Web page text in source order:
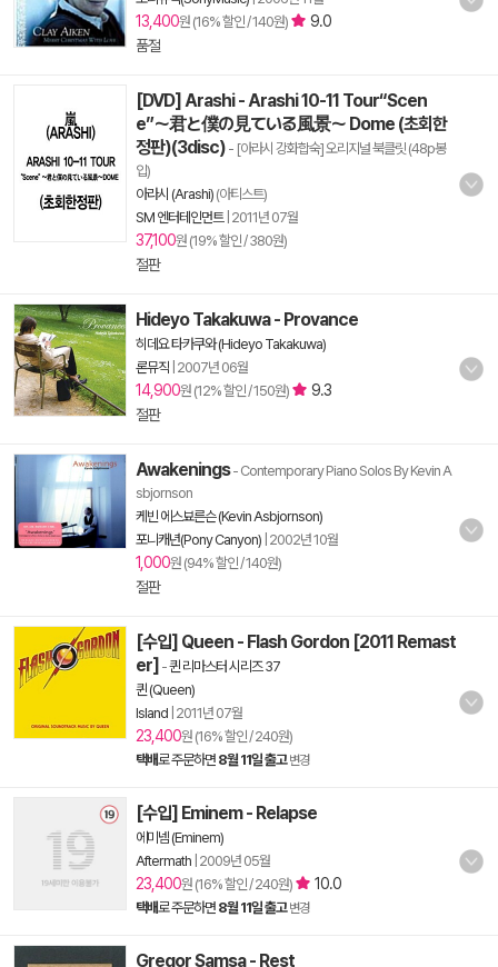
13,400원 (16% 할인 / 140원)
9.0
품절
[DVD] Arashi - Arashi 10-11 Tour“Scen
e”～君と僕の見ている風景～ Dome (초회한
정판)(3disc) - [아라시 강화합숙] 오리지널 북클릿 (48p봉
입)
아라시 (Arashi) (아티스트)
SM 엔터테인먼트| 2011년 07월
37,100원 (19% 할인 / 380원)
절판
Hideyo Takakuwa - Provance
히데요 타카쿠와 (Hideyo Takakuwa)
론뮤직 2007년 06월
14,900원 (12% 할인 / 150원)
9.3
절판
Awakenings- Contemporary Piano Solos By Kevin A
sbjornson
케빈 에스뵤른슨 (Kevin Asbjornson)
포니캐년(Pony Canyon) 2002년 10월
1,000원 (94% 할인 / 140원)
절판
[수입] Queen - Flash Gordon [2011 Remast
er] -퀸 리마스터 시리즈 37
퀸 (Queen)
Island 2011년 07월
23,400원 (16% 할인 / 240원)
택배로 주문하면 8월 11일 출고 변경
[수입] Eminem - Relapse
에미넴 (Eminem)
Aftermath 2009년 05월
23,400원 (16% 할인 / 240원) 10.0
택배로 주문하면 8월 11일 출고 변경
Gregor Samsa - Rest